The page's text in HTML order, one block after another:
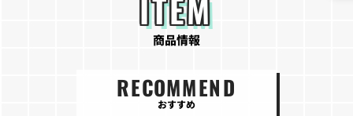
商品情報
RECOMMEND
おすすめ